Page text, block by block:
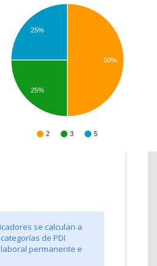
2 3 5
25%
25%
50%
se calculan a
de PDI
permanente e